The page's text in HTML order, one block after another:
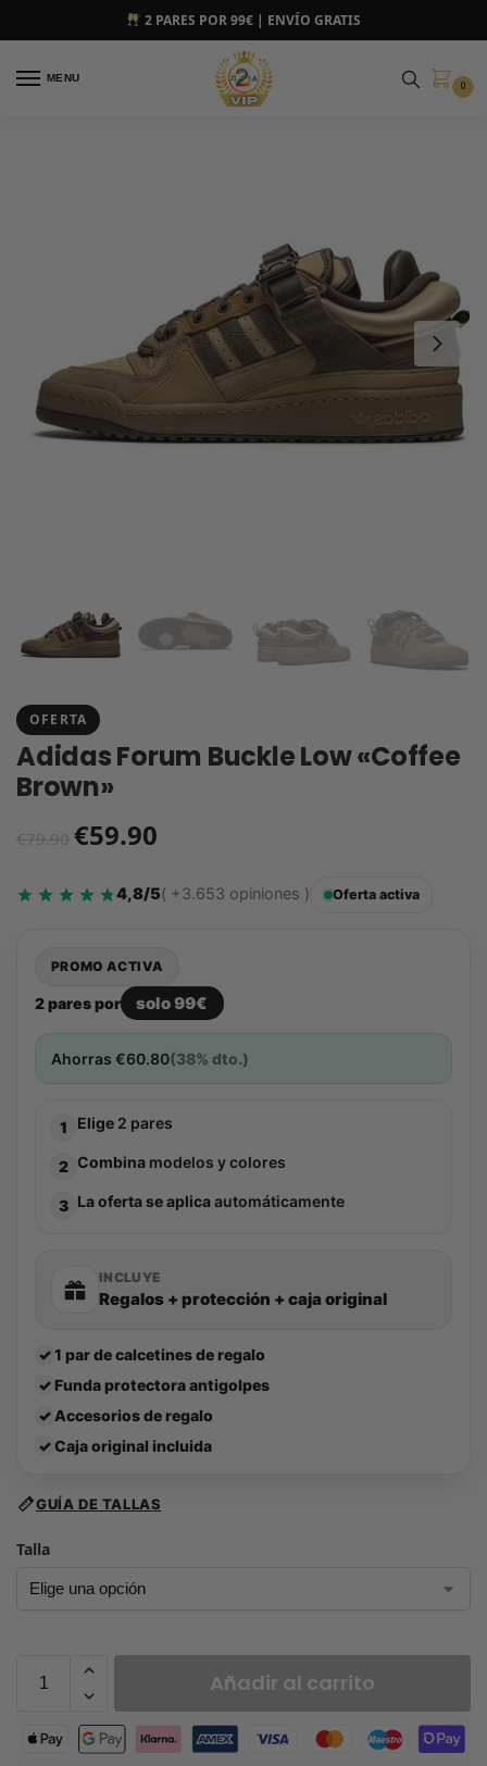
2 PARES POR 99€ | ENVÍO GRATIS
MENU
0
OFERTA
Adidas Forum Buckle Low «Coffee
Brown»
€79.90 €59.90
4,8/5( +3.653 opiniones ) Oferta activa
PROMO ACTIVA
2 pares por solo 99€
Ahorras €60.80(38% dto.)
1 Elige 2 pares
2 Combina modelos y colores
3 La oferta se aplicaautomáticamente
INCLUYE
Regalos + protección + caja original
✓1 par de calcetines de regalo
✓ Funda protectora antigolpes
✓ Accesorios de regalo
✓Caja original incluida
GUÍA DE TALLAS
Talla
Añadir al carrito